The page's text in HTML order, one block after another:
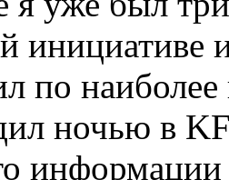
по
ночью в